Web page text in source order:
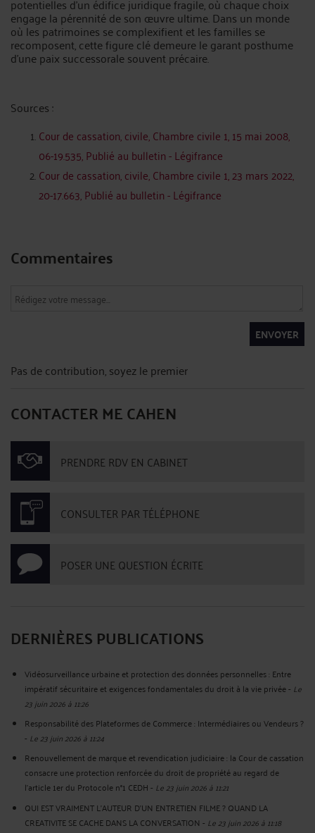
potentielles d’un édifice juridique fragile, où chaque choix
engage la pérennité de son œuvre ultime. Dans un monde
où les patrimoines se complexifient et les familles se
recomposent, cette figure clé demeure le garant posthume
d’une paix successorale souvent précaire.
Sources :
Cour de cassation, civile, Chambre civile 1, 15 mai 2008,
06-19.535, Publié au bulletin - Légifrance
Cour de cassation, civile, Chambre civile 1, 23 mars 2022,
20-17.663, Publié au bulletin - Légifrance
Commentaires
ENVOYER
Pas de contribution, soyez le premier
CONTACTER ME CAHEN
PRENDRE RDV EN CABINET
CONSULTER PAR TÉLÉPHONE
POSER UNE QUESTION ÉCRITE
DERNIÈRES PUBLICATIONS
Vidéosurveillance urbaine et protection des données personnelles : Entre
impératif sécuritaire et exigences fondamentales du droit à la vie privée- Le
23 juin 2026 à 11:26
Responsabilité des Plateformes de Commerce : Intermédiaires ou Vendeurs ?
- Le 23 juin 2026 à 11:24
Renouvellement de marque et revendication judiciaire : la Cour de cassation
consacre une protection renforcée du droit de propriété au regard de
l’article 1er du Protocole n°1 CEDH- Le 23 juin 2026 à 11:21
QUI EST VRAIMENT L’AUTEUR D’UN ENTRETIEN FILME ? QUAND LA
CREATIVITE SE CACHE DANS LA CONVERSATION - Le 23 juin 2026 à 11:18